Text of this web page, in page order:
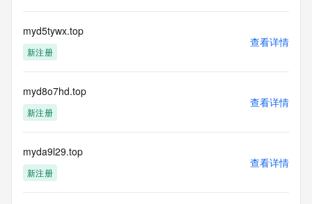
myd5tywx.top
新注册
查看详情
myd8o7hd.top
新注册
查看详情
myda9l29.top
新注册
查看详情